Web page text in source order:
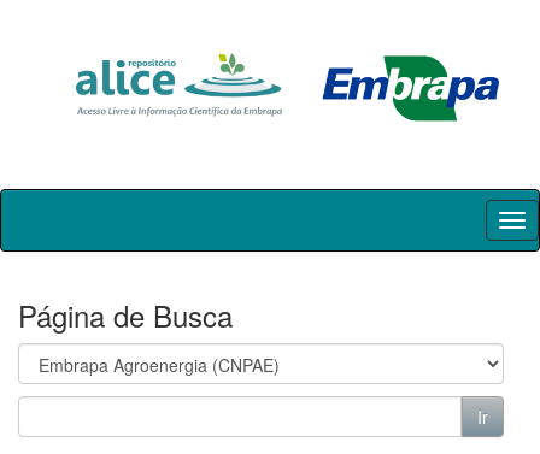
Skip
Página de Busca